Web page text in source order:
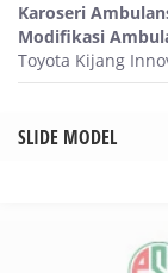
Karoseri
Modifikasi
Toyota Kijang
SLIDE MODEL